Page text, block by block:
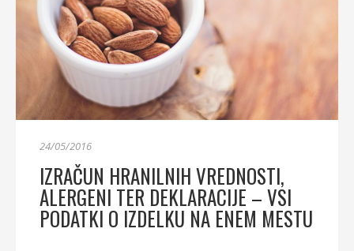
24/05/2016
IZRAČUN HRANILNIH VREDNOSTI,
ALERGENI TER DEKLARACIJE – VSI
PODATKI O IZDELKU NA ENEM MESTU